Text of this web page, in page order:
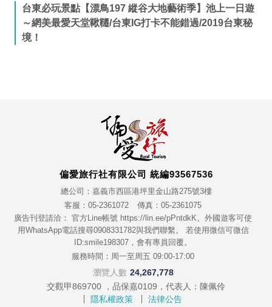
台東必玩景點【漂鳥197 縱谷大地藝術季】池上一日遊
～網美最愛天堂鞦韆/台東IG打卡不能錯過/2019台東秘
境！
偏愛旅行社有限公司 統編93567536
總公司：嘉義市西區港坪里金山路275號3樓
客服：05-2361072
傳真：05-2361075
廣告刊登請洽： 官方Line帳號 https://lin.ee/pPntdkK。外國遊客可使
用WhatsApp電話搜尋0908331782與我們聯繫。 若使用微信可微信
ID:smile198307，會有專員回覆。
服務時間：周一至周五 09:00-17:00
瀏覽人數 24,267,778
交觀甲869700 ，品保嘉0109，代表人：陳佩伶
隱私權政策
法律公告